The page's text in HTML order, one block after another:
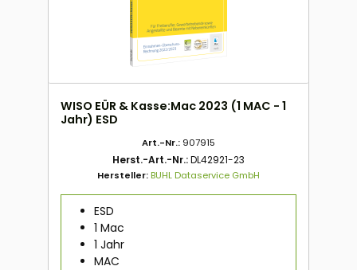
WISO EÜR & Kasse:Mac 2023 (1 MAC - 1
Jahr) ESD
Art.-Nr.: 907915
Herst.-Art.-Nr.:DL42921-23
Hersteller:BUHL Dataservice GmbH
ESD
1 Mac
1 Jahr
MAC